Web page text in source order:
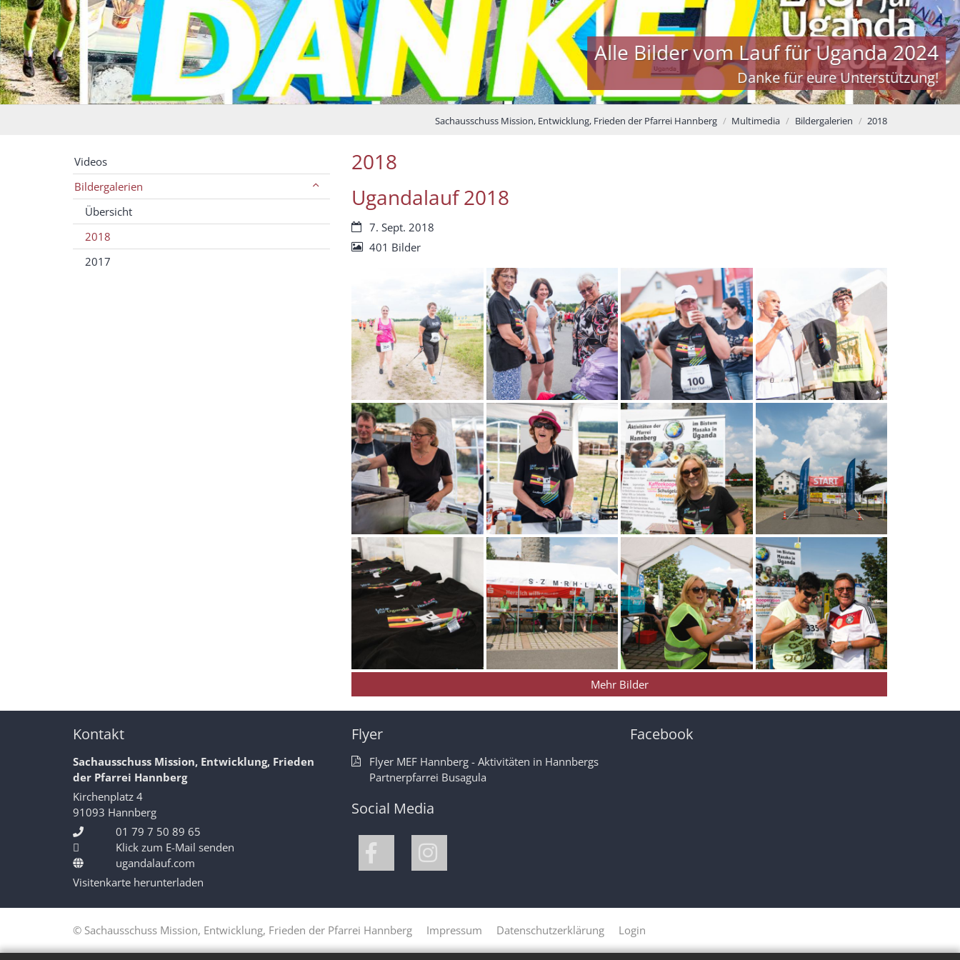
Alle Bilder vom Lauf für Uganda 2024
Danke für eure Unterstützung!
Sachausschuss Mission, Entwicklung, Frieden der Pfarrei Hannberg Multimedia Bildergalerien 2018
2018
Ugandalauf 2018
Datum:7. Sept. 2018
401 Bilder
Mehr Bilder
Videos
Bildergalerien
Übersicht
2018
2017
Kontakt
Sachausschuss Mission, Entwicklung, Frieden
der Pfarrei Hannberg
Kirchenplatz 4
91093 Hannberg
01 79 7 50 89 65
Klick zum E-Mail senden
ugandalauf.com
Visitenkarte herunterladen
Flyer
Flyer MEF Hannberg - Aktivitäten in Hannbergs
Partnerpfarrei Busagula
Social Media
Facebook
© Sachausschuss Mission, Entwicklung, Frieden der Pfarrei Hannberg Impressum Datenschutzerklärung Login